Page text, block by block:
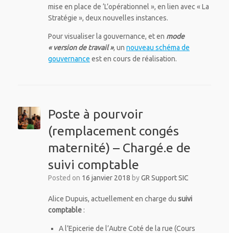
mise en place de ‘L’opérationnel », en lien avec « La
Stratégie », deux nouvelles instances.
Pour visualiser la gouvernance, et en mode
« version de travail », un nouveau schéma de
gouvernance est en cours de réalisation.
Poste à pourvoir
(remplacement congés
maternité) – Chargé.e de
suivi comptable
Posted on 16 janvier 2018 byGR Support SIC
Alice Dupuis, actuellement en charge du suivi
comptable:
A l’Epicerie de l’Autre Coté de la rue (Cours